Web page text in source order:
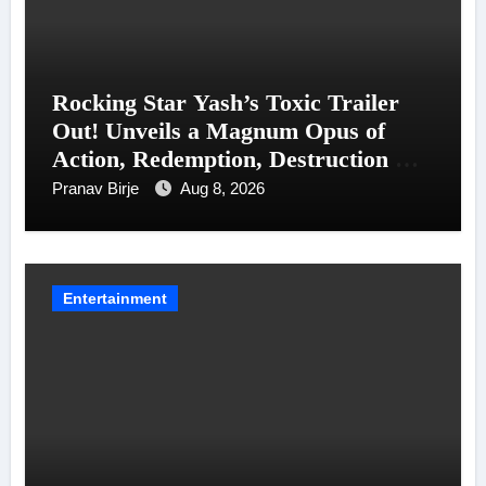
Rocking Star Yash’s Toxic Trailer
Out! Unveils a Magnum Opus of
Action, Redemption, Destruction &
Entanglements
Pranav Birje Aug 8, 2026
Entertainment